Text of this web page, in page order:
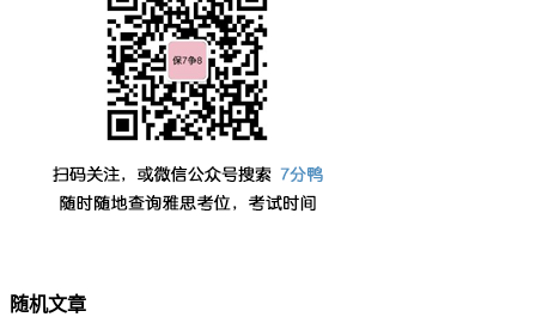
随机文章